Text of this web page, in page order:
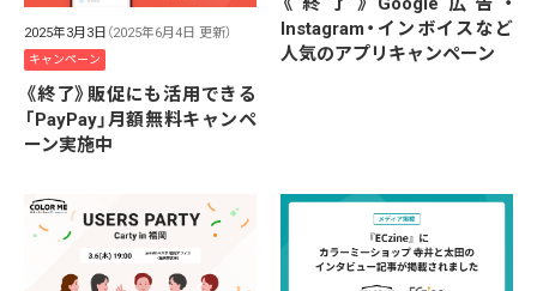
2025年3月3日 （2025年6月4日 更新）
キャンペーン
《終了》販促にも活用できる
「PayPay」月額無料キャンペ
ーン実施中
Instagram・インボイスなど
人気のアプリキャンペーン